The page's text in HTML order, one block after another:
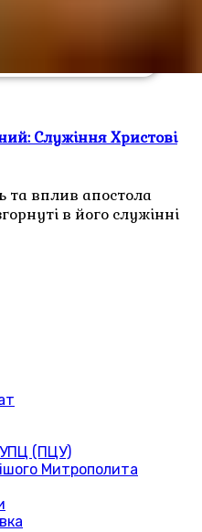
Служіння Христові
та вплив апостола
в його служінні
УПЦ (ПЦУ)
Митрополита